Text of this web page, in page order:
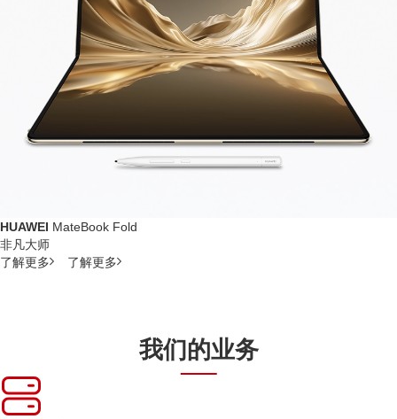
HUAWEI MateBook Fold
非凡大师
了解更多
了解更多
我们的业务